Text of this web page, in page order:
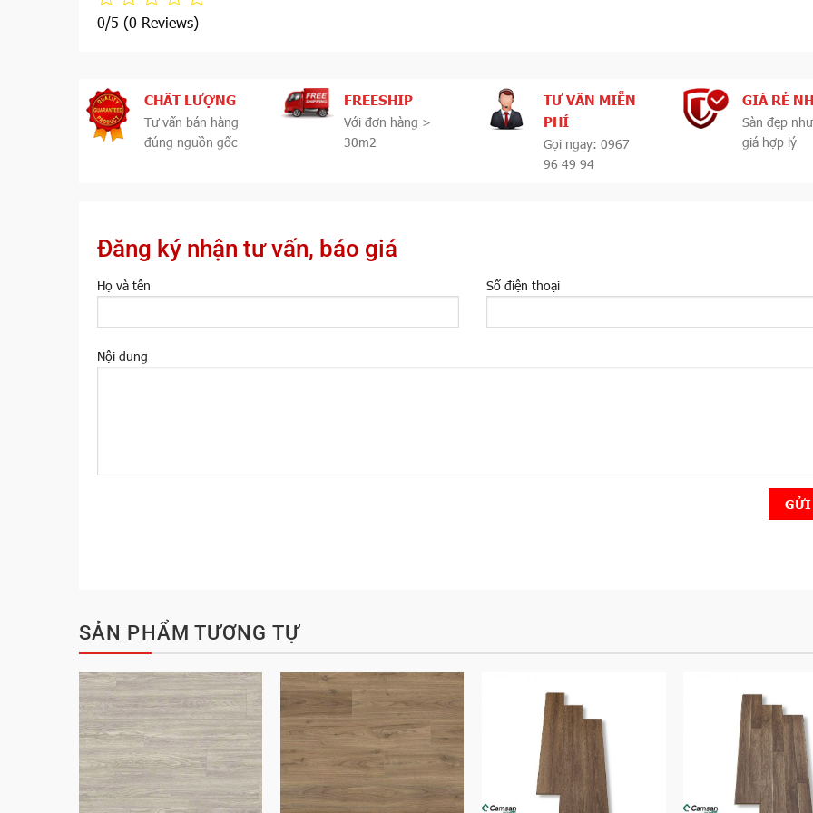
0/5 (0 Reviews)
CHẤT LƯỢNG
Tư vấn bán hàng
đúng nguồn gốc
FREESHIP
Với đơn hàng >
30m2
TƯ VẤN MIỄN
PHÍ
Gọi ngay: 0967
96 49 94
GIÁ RẺ
Sàn đẹp
giá hợp lý
Đăng ký nhận tư vấn, báo giá
Họ và tên Số điện thoại
Nội dung
SẢN PHẨM TƯƠNG TỰ